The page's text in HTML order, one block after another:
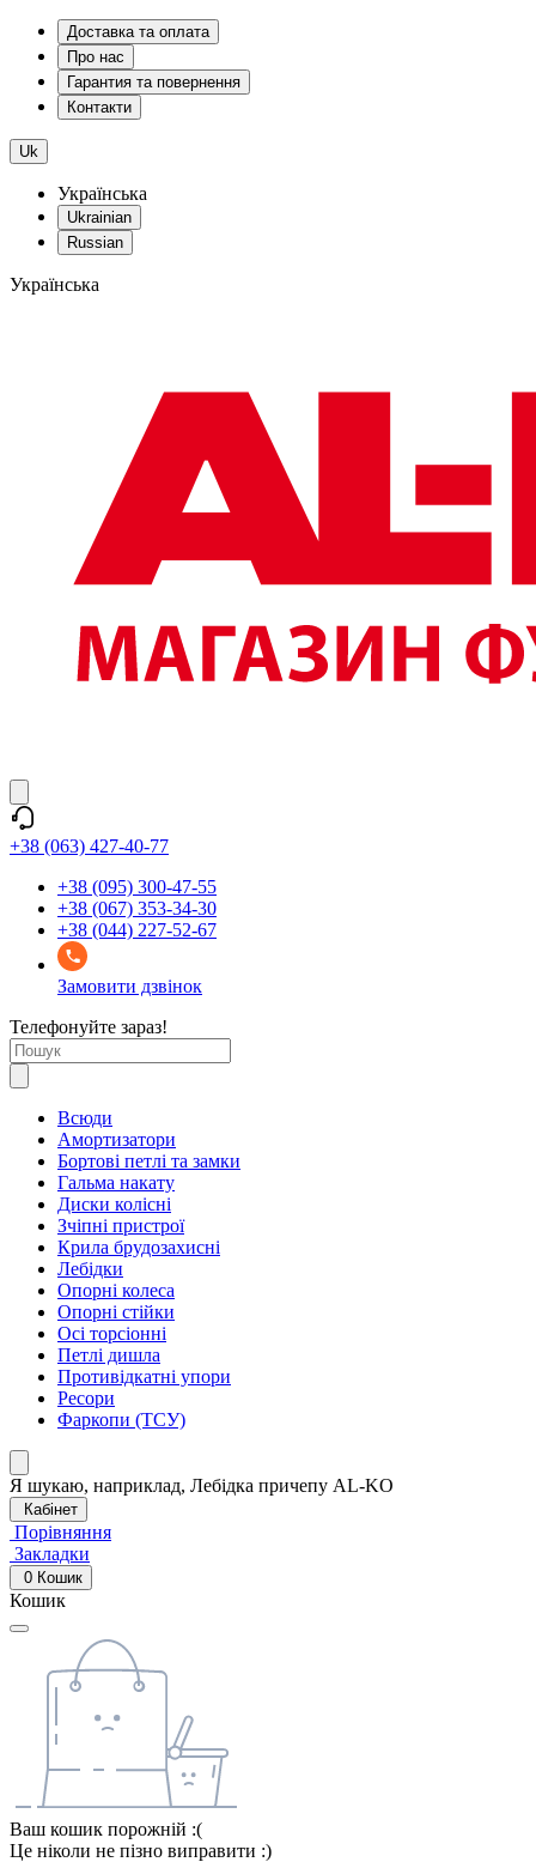
Доставка та оплата
Про нас
Гарантия та повернення
Контакти
Uk
Українська
Ukrainian
Russian
Українська
+38 (063) 427-40-77
+38 (095) 300-47-55
+38 (067) 353-34-30
+38 (044) 227-52-67
Замовити дзвінок
Телефонуйте зараз!
Всюди
Амортизатори
Бортові петлі та замки
Гальма накату
Диски колісні
Зчіпні пристрої
Крила брудозахисні
Лебідки
Опорні колеса
Опорні стійки
Осі торсіонні
Петлі дишла
Противідкатні упори
Ресори
Фаркопи (ТСУ)
Я шукаю, наприклад, Лебідка причепу AL-KO
Кабінет
Порівняння
Закладки
0 Кошик
Кошик
Ваш кошик порожній :(
Це ніколи не пізно виправити :)